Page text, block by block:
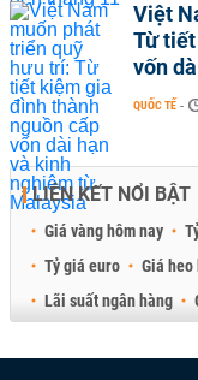
Việt
Từ
vốn
QUỐC TẾ -
LIÊN KẾT NỔI BẬT
Giá vàng hôm nay
Tỷ giá euro
Giá heo
Lãi suất ngân hàng